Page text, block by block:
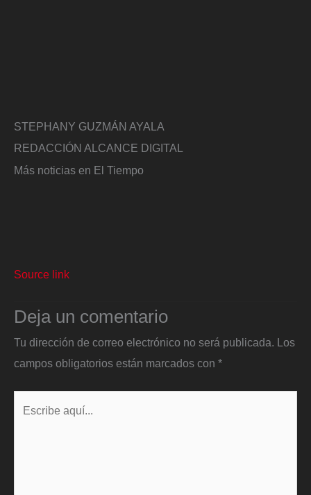
STEPHANY GUZMÁN AYALA
REDACCIÓN ALCANCE DIGITAL
Más noticias en El Tiempo
Source link
Deja un comentario
Tu dirección de correo electrónico no será publicada.
Los
campos obligatorios están marcados con *